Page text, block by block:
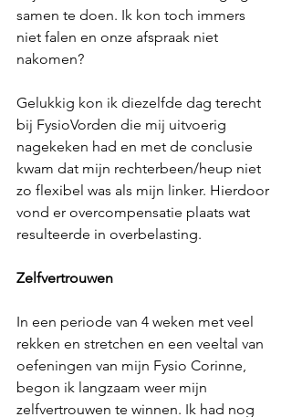
samen te doen. Ik kon toch immers
niet falen en onze afspraak niet
nakomen?
Gelukkig kon ik diezelfde dag terecht
bij FysioVorden die mij uitvoerig
nagekeken had en met de conclusie
kwam dat mijn rechterbeen/heup niet
zo flexibel was als mijn linker. Hierdoor
vond er overcompensatie plaats wat
resulteerde in overbelasting.
Zelfvertrouwen
In een periode van 4 weken met veel
rekken en stretchen en een veeltal van
oefeningen van mijn Fysio Corinne,
begon ik langzaam weer mijn
zelfvertrouwen te winnen. Ik had nog